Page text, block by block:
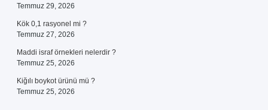
Temmuz 29, 2026
Kök 0,1 rasyonel mi ?
Temmuz 27, 2026
Maddi israf örnekleri nelerdir ?
Temmuz 25, 2026
Kiğılı boykot ürünü mü ?
Temmuz 25, 2026